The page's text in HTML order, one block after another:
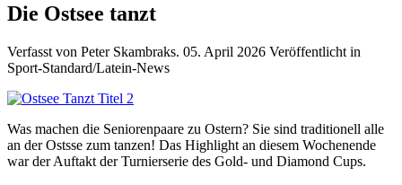
Die Ostsee tanzt
Verfasst von Peter Skambraks. 05. April 2026 Veröffentlicht in
Sport-Standard/Latein-News
Was machen die Seniorenpaare zu Ostern? Sie sind traditionell alle
an der Ostsse zum tanzen! Das Highlight an diesem Wochenende
war der Auftakt der Turnierserie des Gold- und Diamond Cups.